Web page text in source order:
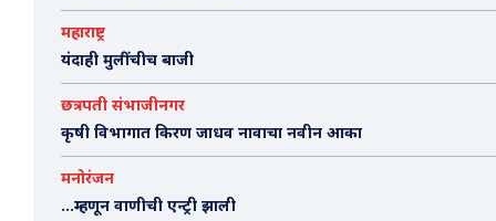
महाराष्ट्र
यंदाही मुलींचीच बाजी
छत्रपती संभाजीनगर
कृषी विभागात किरण जाधव नावाचा नवीन आका
मनोरंजन
…म्हणून वाणीची एन्ट्री झाली